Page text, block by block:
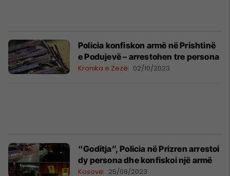
Policia konfiskon armë në Prishtinë
e Podujevë – arrestohen tre persona
Kronika e Zezë 02/10/2023
“Goditja”, Policia në Prizren arrestoi
dy persona dhe konfiskoi një armë
Kosovë 25/08/2023